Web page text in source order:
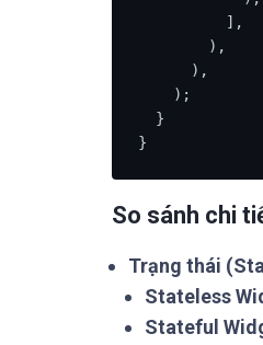
}
So sánh chi
Trạng thái
Stateless
Stateful